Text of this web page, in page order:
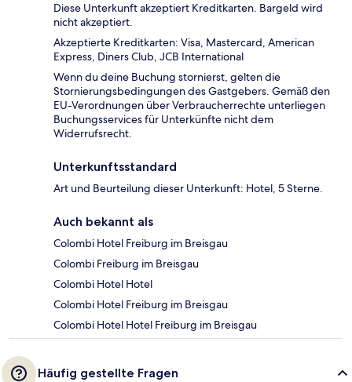
Diese Unterkunft akzeptiert Kreditkarten. Bargeld wird
nicht akzeptiert.
Akzeptierte Kreditkarten: Visa, Mastercard, American
Express, Diners Club, JCB International
Wenn du deine Buchung stornierst, gelten die
Stornierungsbedingungen des Gastgebers. Gemäß den
EU-Verordnungen über Verbraucherrechte unterliegen
Buchungsservices für Unterkünfte nicht dem
Widerrufsrecht.
Unterkunftsstandard
Art und Beurteilung dieser Unterkunft: Hotel, 5 Sterne.
Auch bekannt als
Colombi Hotel Freiburg im Breisgau
Colombi Freiburg im Breisgau
Colombi Hotel Hotel
Colombi Hotel Freiburg im Breisgau
Colombi Hotel Hotel Freiburg im Breisgau
Häufig gestellte Fragen